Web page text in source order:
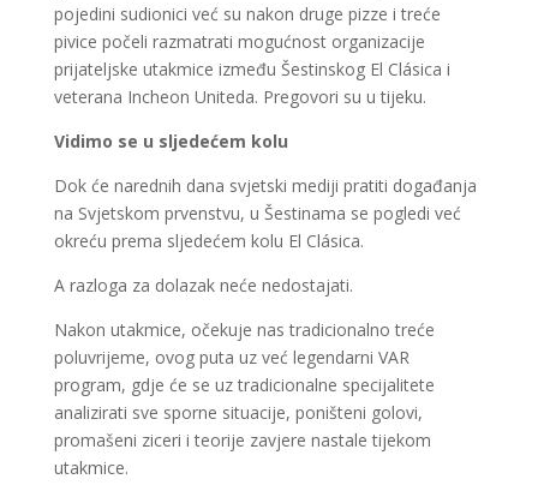
pojedini sudionici već su nakon druge pizze i treće
pivice počeli razmatrati mogućnost organizacije
prijateljske utakmice između Šestinskog El Clásica i
veterana Incheon Uniteda. Pregovori su u tijeku.
Vidimo se u sljedećem kolu
Dok će narednih dana svjetski mediji pratiti događanja
na Svjetskom prvenstvu, u Šestinama se pogledi već
okreću prema sljedećem kolu El Clásica.
A razloga za dolazak neće nedostajati.
Nakon utakmice, očekuje nas tradicionalno treće
poluvrijeme, ovog puta uz već legendarni VAR
program, gdje će se uz tradicionalne specijalitete
analizirati sve sporne situacije, poništeni golovi,
promašeni ziceri i teorije zavjere nastale tijekom
utakmice.